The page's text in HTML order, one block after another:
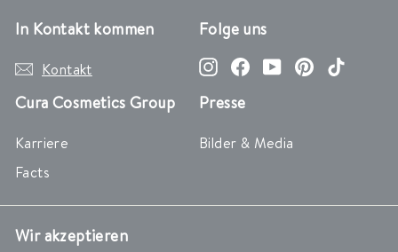
In Kontakt kommen
Kontakt
Folge uns
InstagramFacebook
YouTubePinterest
Cura Cosmetics Group
Karriere
Facts
Presse
Bilder & Media
Wir akzeptieren